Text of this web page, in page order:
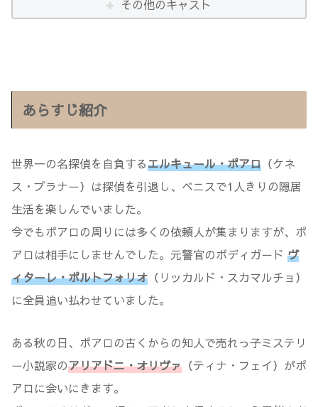
その他のキャスト
あらすじ紹介
世界一の名探偵を自負するエルキュール・ポアロ （ケネ
ス・ブラナー）は探偵を引退し、ベニスで1人きりの隠居
生活を楽しんでいました。
今でもポアロの周りには多くの依頼人が集まりますが、ポ
アロは相手にしませんでした。元警官のボディガード ヴ
ィターレ・ポルトフォリオ （リッカルド・スカマルチョ）
に全員追い払わせていました。
ある秋の日、ポアロの古くからの知人で売れっ子ミステリ
ー小説家のアリアドニ・オリヴァ （ティナ・フェイ）がポ
アロに会いにきます。